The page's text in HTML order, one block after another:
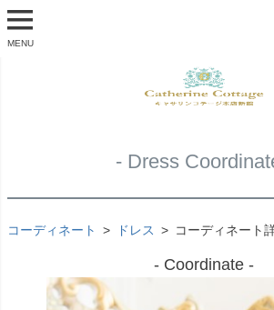
MENU
- Dress
コーディネート ドレス コーディネート
- Coordinate -